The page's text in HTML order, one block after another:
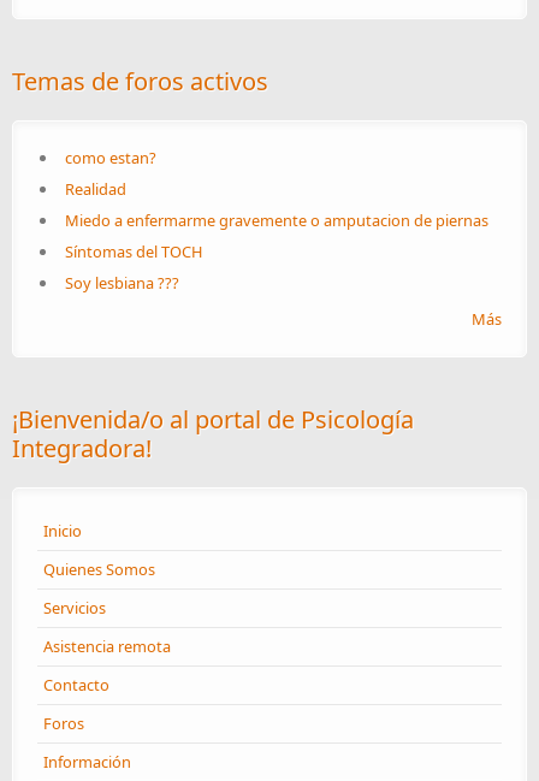
Temas de foros activos
como estan?
Realidad
Miedo a enfermarme gravemente o amputacion de piernas
Síntomas del TOCH
Soy lesbiana ???
Más
¡Bienvenida/o al portal de Psicología
Integradora!
Inicio
Quienes Somos
Servicios
Asistencia remota
Contacto
Foros
Información